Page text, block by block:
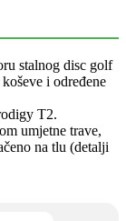
stalnog disc golf
i određene
T2.
umjetne trave,
na tlu (detalji